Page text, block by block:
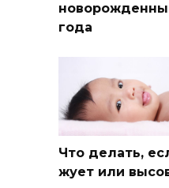
года
Что делать,
жует или